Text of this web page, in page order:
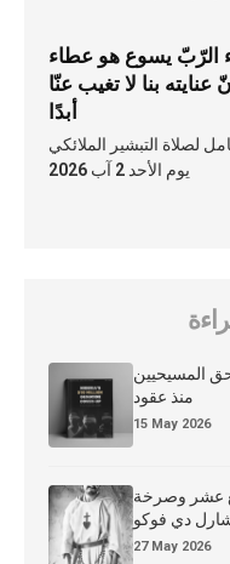
الرّبّ يسوع هو عطاء
بنا لا تغيب عنّا
أبدًا
لصلاة التبشير الملائكي
يوم الأحد 2 آب 2026
المسيحيين
منذ عقود
15 May 2026
عشر وصرخة
دي فوكو
27 May 2026